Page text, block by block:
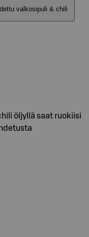
valkosipuli & chili
öljyllä saat ruokiisi